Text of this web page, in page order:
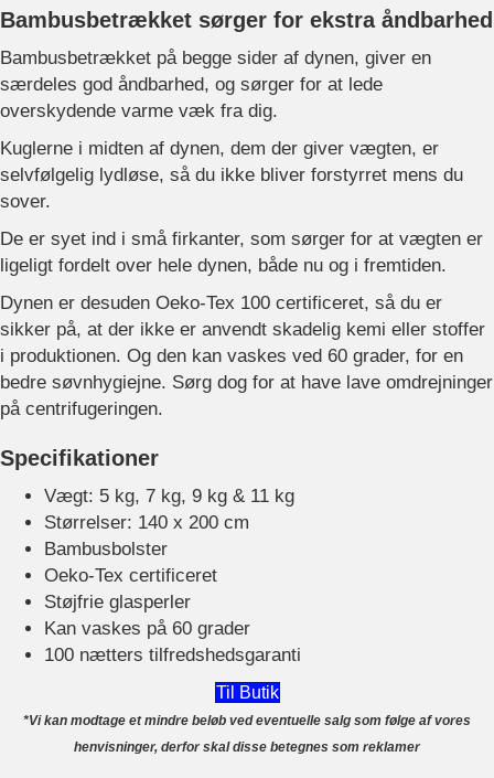
Bambusbetrækket sørger for ekstra åndbarhed
Bambusbetrækket på begge sider af dynen, giver en
særdeles god åndbarhed, og sørger for at lede
overskydende varme væk fra dig.
Kuglerne i midten af dynen, dem der giver vægten, er
selvfølgelig lydløse, så du ikke bliver forstyrret mens du
sover.
De er syet ind i små firkanter, som sørger for at vægten er
ligeligt fordelt over hele dynen, både nu og i fremtiden.
Dynen er desuden Oeko-Tex 100 certificeret, så du er
sikker på, at der ikke er anvendt skadelig kemi eller stoffer
i produktionen. Og den kan vaskes ved 60 grader, for en
bedre søvnhygiejne. Sørg dog for at have lave omdrejninger
på centrifugeringen.
Specifikationer
Vægt: 5 kg, 7 kg, 9 kg & 11 kg
Størrelser: 140 x 200 cm
Bambusbolster
Oeko-Tex certificeret
Støjfrie glasperler
Kan vaskes på 60 grader
100 nætters tilfredshedsgaranti
Til Butik
*Vi kan modtage et mindre beløb ved eventuelle salg som følge af vores
henvisninger, derfor skal disse betegnes som reklamer